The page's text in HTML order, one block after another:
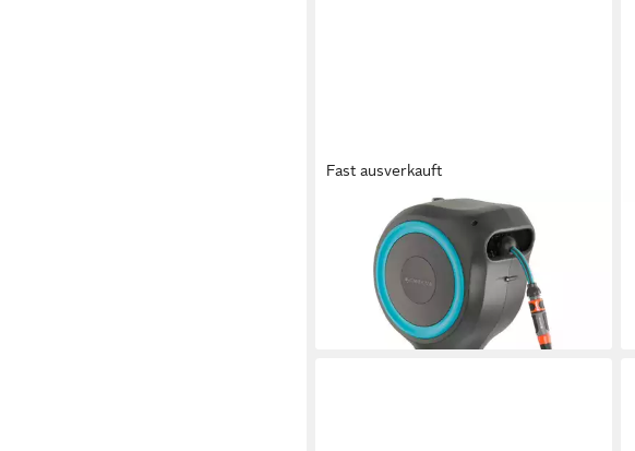
Fast ausverkauft
GARDENA
Bewässerungssystem Gardena
G.RollUp S 15m gr,blau
ab 142,03 €
lieferbar - in 3-4 Werktagen bei dir